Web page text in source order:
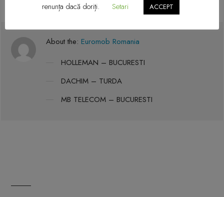
About the: Euromob Romania
HOLLEMAN – BUCURESTI
DACHIM – TURDA
MB TELECOM – BUCURESTI
renunța dacă doriți.
Setari ACCEPT